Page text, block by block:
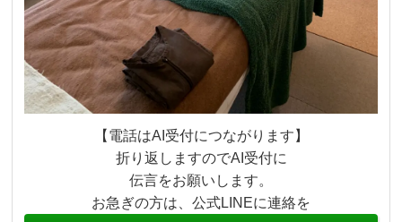
【電話はAI受付につながります】
折り返しますのでAI受付に
伝言をお願いします。
お急ぎの方は、公式LINEに連絡を